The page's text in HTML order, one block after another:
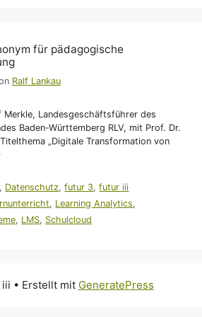
für pädagogische
Ralf Lankau
Merkle, Landesgeschäftsführer des
Baden-Württemberg RLV, mit Prof. Dr.
„Digitale Transformation von
, Datenschutz,futur 3,futur iii
, Learning Analytics,
, LMS, Schulcloud
• Erstellt mit GeneratePress